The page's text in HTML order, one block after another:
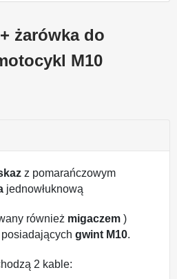
żarówka do
M10
z pomarańczowym
jednowłuknową
również migaczem )
gwint M10.
2 kable: